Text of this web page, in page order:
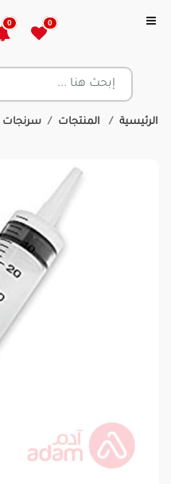
0
0
الرئيسية المنتجات سرنجات | 60مل